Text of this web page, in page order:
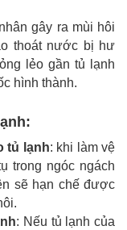
gây ra mùi hôi
thoát nước bị hư
lẻo gần tủ lạnh
hình thành.
tủ lạnh: khi làm vệ
trong ngóc ngách
sẽ hạn chế được
: Nếu tủ lạnh của